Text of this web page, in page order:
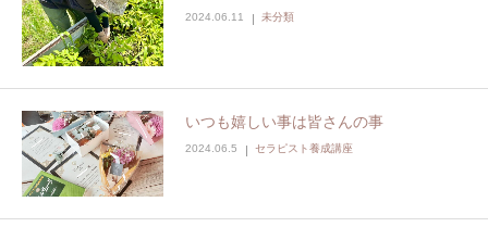
2024.06.11 未分類
いつも嬉しい事は皆さんの事
2024.06.5 セラピスト養成講座